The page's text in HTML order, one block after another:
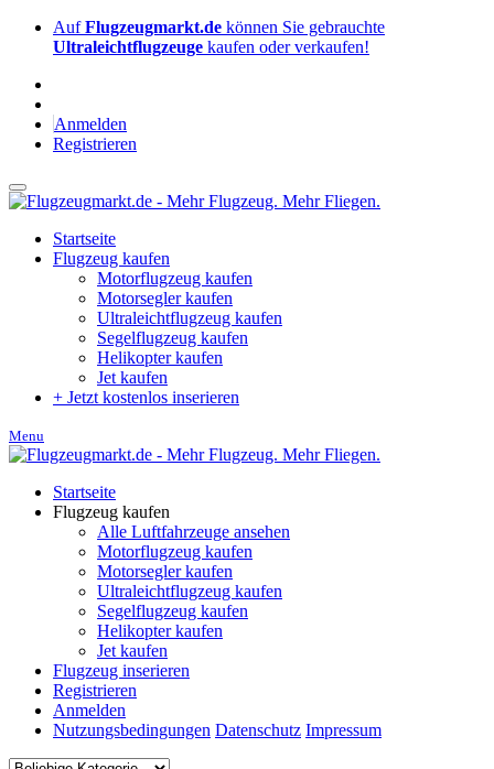
AufFlugzeugmarkt.de können Sie gebrauchte
Ultraleichtflugzeuge kaufen oder verkaufen!
Anmelden
Registrieren
Startseite
Flugzeug kaufen
Motorflugzeug kaufen
Motorsegler kaufen
Ultraleichtflugzeug kaufen
Segelflugzeug kaufen
Helikopter kaufen
Jet kaufen
+ Jetzt kostenlos inserieren
Menu
Startseite
Flugzeug kaufen
Alle Luftfahrzeuge ansehen
Motorflugzeug kaufen
Motorsegler kaufen
Ultraleichtflugzeug kaufen
Segelflugzeug kaufen
Helikopter kaufen
Jet kaufen
Flugzeug inserieren
Registrieren
Anmelden
Nutzungsbedingungen Datenschutz Impressum